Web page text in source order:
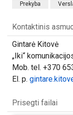
Prekyba
Kontaktinis
Gintarė Kitovė
„Iki“
Mob. tel. +370
El. p.
Prisegti failai